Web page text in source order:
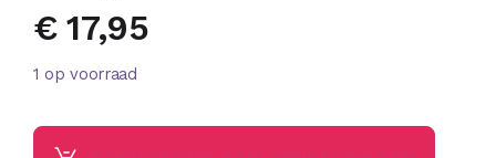
€17,95
1 op voorraad